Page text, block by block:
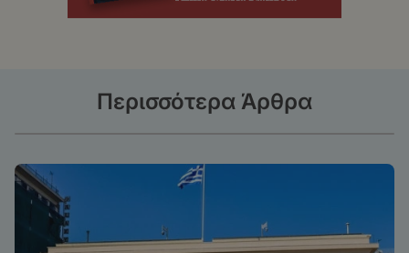
Περισσότερα Άρθρα